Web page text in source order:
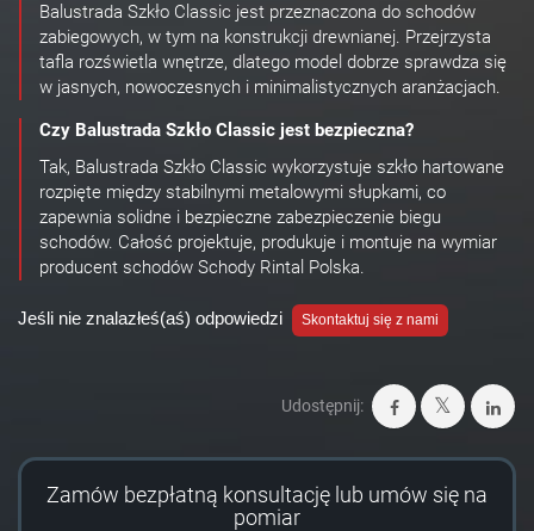
Balustrada Szkło Classic jest przeznaczona do schodów
zabiegowych, w tym na konstrukcji drewnianej. Przejrzysta
tafla rozświetla wnętrze, dlatego model dobrze sprawdza się
w jasnych, nowoczesnych i minimalistycznych aranżacjach.
Czy Balustrada Szkło Classic jest bezpieczna?
Tak, Balustrada Szkło Classic wykorzystuje szkło hartowane
rozpięte między stabilnymi metalowymi słupkami, co
zapewnia solidne i bezpieczne zabezpieczenie biegu
schodów. Całość projektuje, produkuje i montuje na wymiar
producent schodów Schody Rintal Polska.
Jeśli nie znalazłeś(aś) odpowiedzi Skontaktuj się z nami
Udostępnij:
Zamów bezpłatną konsultację lub umów się na
pomiar